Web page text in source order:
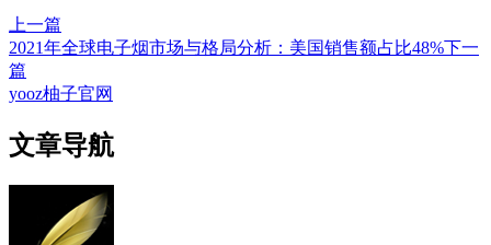
上一篇
2021年全球电子烟市场与格局分析：美国销售额占比48%下一
篇
yooz柚子官网
文章导航